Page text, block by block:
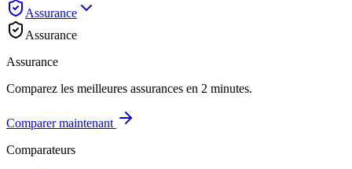
Assurance
Assurance
Assurance
Comparez les meilleures assurances en 2 minutes.
Comparer maintenant
Comparateurs